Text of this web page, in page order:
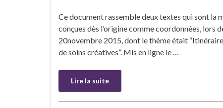
Ce document rassemble deux textes qui sont la
conçues dès l’origine comme coordonnées, lors
20novembre 2015, dont le thème était
de soins créatives”. Mis en ligne le …
Lire la suite